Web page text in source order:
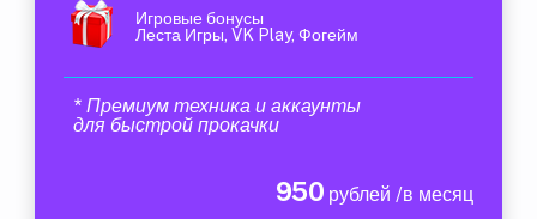
Игровые бонусы
Леста Игры, VK Play, Фогейм
* Премиум техника и аккаунты
для быстрой прокачки
950 рублей /в месяц